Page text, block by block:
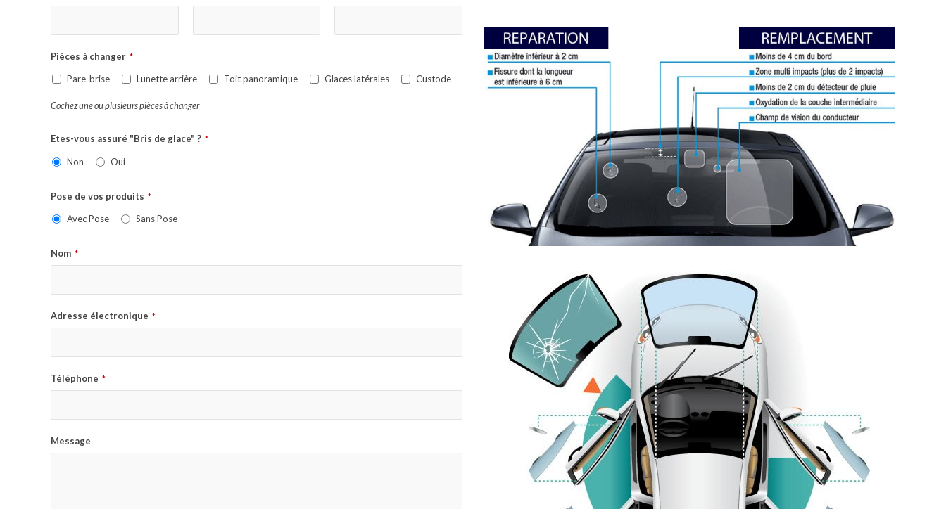
Pièces à changer *
Pare-brise Lunette arrière Toit panoramique Glaces latérales Custode
Cochez une ou plusieurs pièces à changer
Etes-vous assuré "Bris de glace" ? *
Non Oui
Pose de vos produits *
Avec Pose Sans Pose
Nom *
Adresse électronique *
Téléphone *
Message